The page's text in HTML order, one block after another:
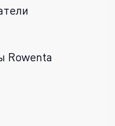
Rowenta